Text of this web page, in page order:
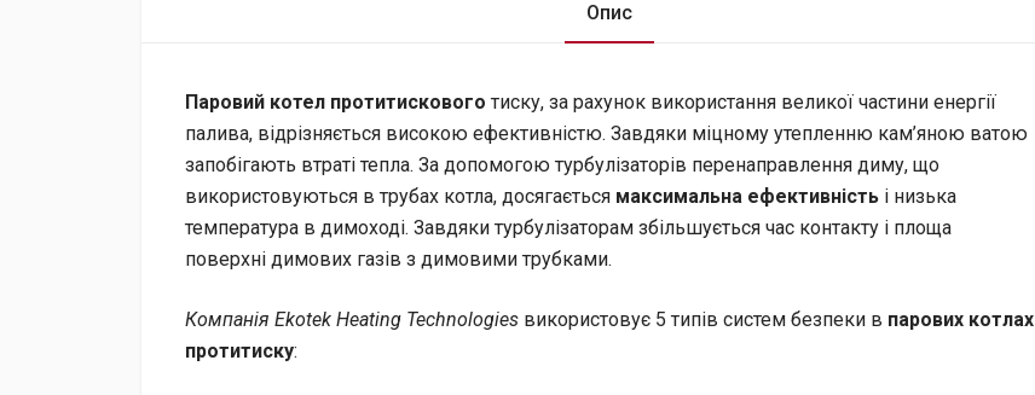
Опис
Паровий котел протитискового тиску, за рахунок використання великої частини енергії
палива, відрізняється високою ефективністю. Завдяки міцному утепленню кам’яною ватою
запобігають втраті тепла. За допомогою турбулізаторів перенаправлення диму, що
використовуються в трубах котла, досягається максимальна ефективність і низька
температура в димоході. Завдяки турбулізаторам збільшується час контакту і площа
поверхні димових газів з димовими трубками.
Компанія Ekotek Heating Technologies використовує 5 типів систем безпеки в парових котлах
протитиску: